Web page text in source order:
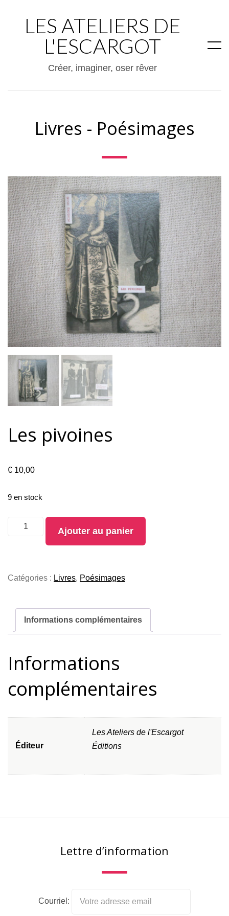
LES ATELIERS DE
L'ESCARGOT
Créer, imaginer, oser rêver
Livres - Poésimages
Les pivoines
€ 10,00
9 en stock
Ajouter au panier
Catégories : Livres, Poésimages
Informations complémentaires
Informations
complémentaires
Éditeur
Les Ateliers de l'Escargot
Éditions
Lettre d’information
Courriel: